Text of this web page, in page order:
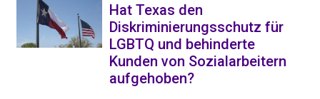
Hat Texas den
Diskriminierungsschutz für
LGBTQ und behinderte
Kunden von Sozialarbeitern
aufgehoben?